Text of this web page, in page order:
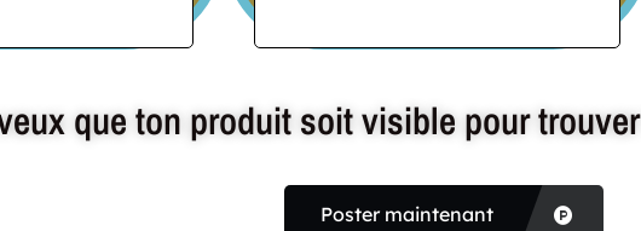
que ton produit soit visible pour
Poster maintenant